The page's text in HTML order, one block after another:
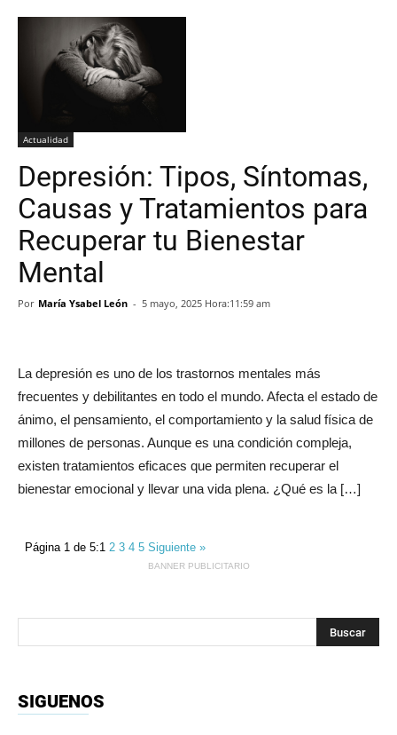
Actualidad
Depresión: Tipos, Síntomas,
Causas y Tratamientos para
Recuperar tu Bienestar
Mental
Por María Ysabel León - 5 mayo, 2025 Hora:11:59 am
La depresión es uno de los trastornos mentales más
frecuentes y debilitantes en todo el mundo. Afecta el estado de
ánimo, el pensamiento, el comportamiento y la salud física de
millones de personas. Aunque es una condición compleja,
existen tratamientos eficaces que permiten recuperar el
bienestar emocional y llevar una vida plena. ¿Qué es la […]
Página 1 de 5:1 2345Siguiente »
BANNER PUBLICITARIO
SIGUENOS